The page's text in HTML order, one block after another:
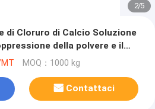
2/5
di Cloruro di Calcio Soluzione
della polvere e il
MOQ：1000 kg
Contattaci